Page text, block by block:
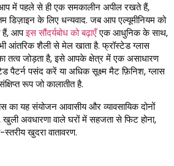
में पहले से ही एक समकालीन अपील रखते हैं,
के लिए धन्यवाद. जब आप एल्यूमीनियम को
हैं, आपइस सौंदर्यबोध को बढ़ाएँएक आधुनिक के साथ,
आंतरिक शैली से मेल खाता है. फ्रॉस्टेड ग्लास
तत्व जोड़ता है, इसे आपके क्षेत्र में एक असाधारण
पैटर्न पसंद करें या अधिक सूक्ष्म मैट फ़िनिश, ग्लास
रूप जो कालातीत है.
का यह संयोजन आवासीय और व्यावसायिक दोनों
अवधारणा वाले घरों में सहजता से फिट होना,
खुदरा वातावरण.